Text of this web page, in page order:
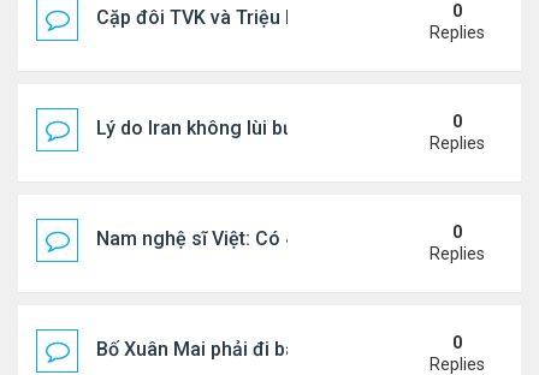
Cặp đôi TVK và Triệu Mẫn được yêu thích nhất
0
Replies
Lý do Iran không lùi bước trước lời đe dọa của
0
Replies
Nam nghệ sĩ Việt: Có 4 nhà ở Pháp, sống gần
0
Replies
Bố Xuân Mai phải đi bán cơm ở Mỹ
0
Replies